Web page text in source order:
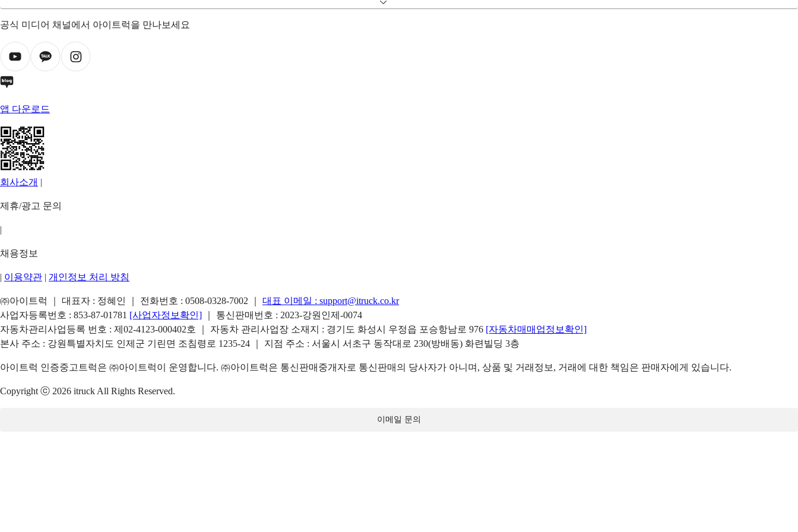
공식 미디어 채널에서 아이트럭을 만나보세요
앱 다운로드
회사소개 |
제휴/광고 문의
|
채용정보
| 이용약관 | 개인정보 처리 방침
㈜아이트럭 ｜ 대표자 : 정혜인 ｜ 전화번호 : 0508-0328-7002 대표 이메일 : support@itruck.co.kr
사업자등록번호 : 853-87-01781 [사업자정보확인]
｜ 통신판매번호 : 2023-강원인제-0074
자동차관리사업등록 번호 : 제02-4123-000402호 ｜ 자동차 관리사업장 소재지 : 경기도 화성시 우정읍 포승항남로 976 [자동차매매업정보확인]
본사 주소 : 강원특별자치도 인제군 기린면 조침령로 1235-24 ｜ 지점 주소 : 서울시 서초구 동작대로 230(방배동) 화련빌딩 3층
아이트럭 인증중고트럭은 ㈜아이트럭이 운영합니다. ㈜아이트럭은 통신판매중개자로 통신판매의 당사자가 아니며, 상품 및 거래정보, 거래에 대한 책임은 판매자에게 있습니다.
Copyright ⓒ 2026 itruck All Rights Reserved.
이메일 문의